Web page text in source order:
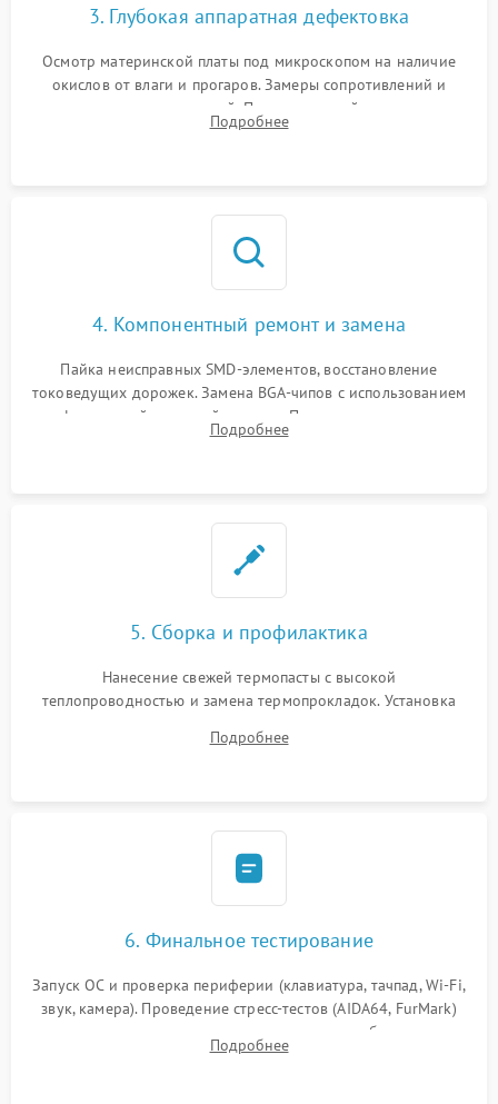
3. Глубокая аппаратная дефектовка
Осмотр материнской платы под микроскопом на наличие
окислов от влаги и прогаров. Замеры сопротивлений и
дежурных напряжений. Проверка цепей питания,
мультиконтроллера, процессора и видеочипа.
Подробнее
4. Компонентный ремонт и замена
Пайка неисправных SMD-элементов, восстановление
токоведущих дорожек. Замена BGA-чипов с использованием
инфракрасной паяльной станции. Прошивка микросхемы
BIOS или замена поврежденных портов USB
Подробнее
5. Сборка и профилактика
Нанесение свежей термопасты с высокой
теплопроводностью и замена термопрокладок. Установка
шлейфов, модулей памяти и накопителей. Предварительная
Подробнее
6. Финальное тестирование
Запуск ОС и проверка периферии (клавиатура, тачпад, Wi-Fi,
звук, камера). Проведение стресс-тестов (AIDA64, FurMark)
для контроля температурного режима и стабильности
системы под пиковой нагрузкой.
Подробнее